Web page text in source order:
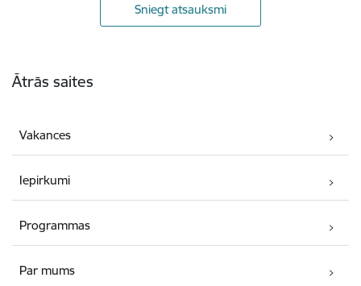
Sniegt atsauksmi
Ātrās saites
Vakances
Iepirkumi
Programmas
Par mums